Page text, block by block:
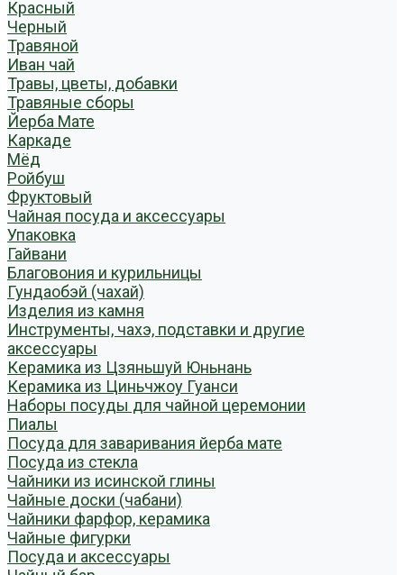
Красный
Черный
Травяной
Иван чай
Травы, цветы, добавки
Травяные сборы
Йерба Мате
Каркаде
Мёд
Ройбуш
Фруктовый
Чайная посуда и аксессуары
Упаковка
Гайвани
Благовония и курильницы
Гундаобэй (чахай)
Изделия из камня
Инструменты, чахэ, подставки и другие
аксессуары
Керамика из Цзяньшуй Юньнань
Керамика из Циньчжоу Гуанси
Наборы посуды для чайной церемонии
Пиалы
Посуда для заваривания йерба мате
Посуда из стекла
Чайники из исинской глины
Чайные доски (чабани)
Чайники фарфор, керамика
Чайные фигурки
Посуда и аксессуары